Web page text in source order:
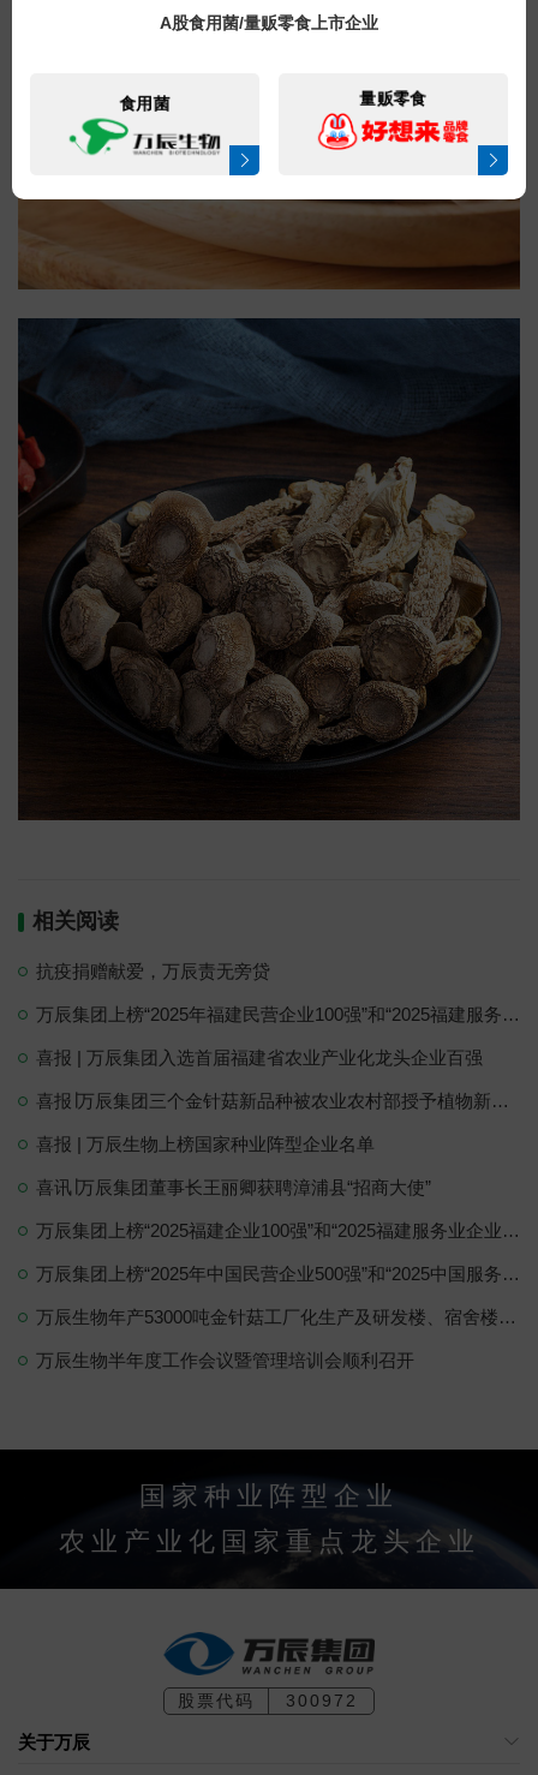
A股食用菌/量贩零食上市企业
食用菌 量贩零食
相关阅读
抗疫捐赠献爱，万辰责无旁贷
万辰集团上榜“2025年福建民营企业100强”和“2025福建服务业民营企业100强”
喜报 | 万辰集团入选首届福建省农业产业化龙头企业百强
喜报∣万辰集团三个金针菇新品种被农业农村部授予植物新品种权
喜报 | 万辰生物上榜国家种业阵型企业名单
喜讯∣万辰集团董事长王丽卿获聘漳浦县“招商大使”
万辰集团上榜“2025福建企业100强”和“2025福建服务业企业100强”
万辰集团上榜“2025年中国民营企业500强”和“2025中国服务业民营企业100强”
万辰生物年产53000吨金针菇工厂化生产及研发楼、宿舍楼建设项目开工仪式圆满举行！
万辰生物半年度工作会议暨管理培训会顺利召开
国家种业阵型企业
农业产业化国家重点龙头企业
股票代码 300972
关于万辰
立即提交